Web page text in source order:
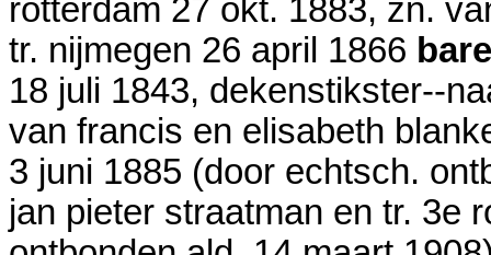
rotterdam 27 okt. 1883, zn.
tr. nijmegen 26 april 1866
18 juli 1843, dekenstikster--
van francis en elisabeth
3 juni 1885 (door echtsch.
jan pieter straatman en tr. 3e